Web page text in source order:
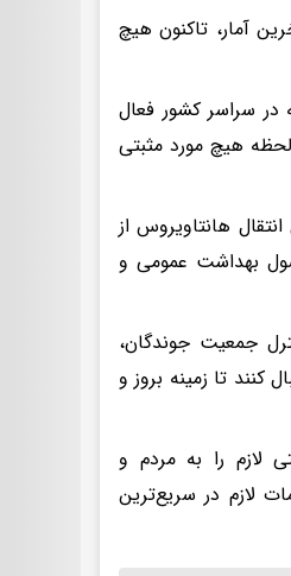
آمار، تاکنون هیچ
در سراسر کشور فعال
هیچ مورد مثبتی
هانتاویروس از
بهداشت عمومی و
جمعیت جوندگان،
تا زمینه بروز و
لازم را به مردم و
لازم در سریع‌ترین